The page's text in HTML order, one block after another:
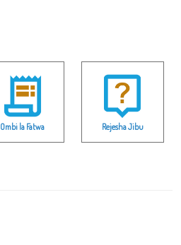
Ombi la Fatwa Rejesha Jibu